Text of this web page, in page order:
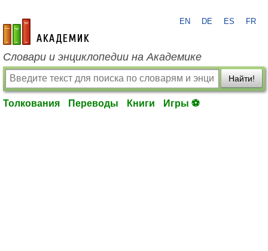
academic.ru
EN DE ES FR
Словари и энциклопедии на Академике
Найти!
Толкования Переводы Книги Игры ⚽